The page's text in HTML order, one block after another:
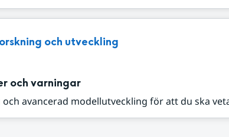
och utveckling
och varningar
och avancerad modellutveckling för att du ska